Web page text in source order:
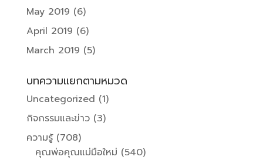
May 2019 (6)
April 2019 (6)
March 2019 (5)
บทความแยกตามหมวด
Uncategorized (1)
กิจกรรมและข่าว(3)
ความรู้(708)
คุณพ่อคุณแม่มือใหม่ (540)